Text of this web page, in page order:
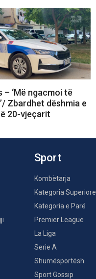
– ‘Më ngacmoi të
Zbardhet dëshmia e
20-vjeçarit
Sport
Kombëtarja
Kategoria Superiore
Kategoria e Parë
Premier League
La Liga
Serie A
Shumësportësh
Sport Gossip